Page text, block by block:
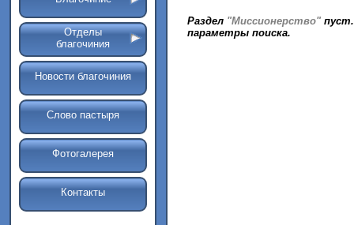
Отделы
благочиния
Новости благочиния
Слово пастыря
Фотогалерея
Контакты
Раздел "Миссионерство"
параметры поиска.